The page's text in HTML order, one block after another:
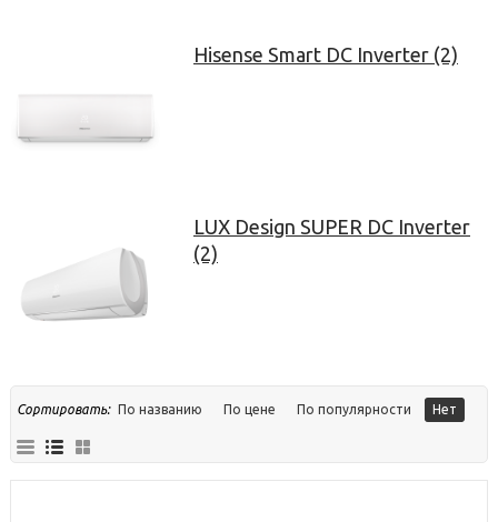
Hisense Smart DC Inverter (2)
LUX Design SUPER DC Inverter
(2)
Сортировать: По названию По цене По популярности Нет